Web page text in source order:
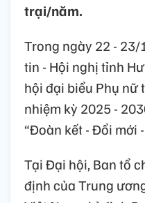
trại/năm.
Trong ngày 22 -
tin - Hội nghị tỉnh
hội đại biểu Phụ nữ
nhiệm kỳ 2025 -
“Đoàn kết - Đổi mới
Tại Đại hội, Ban tổ
định của Trung